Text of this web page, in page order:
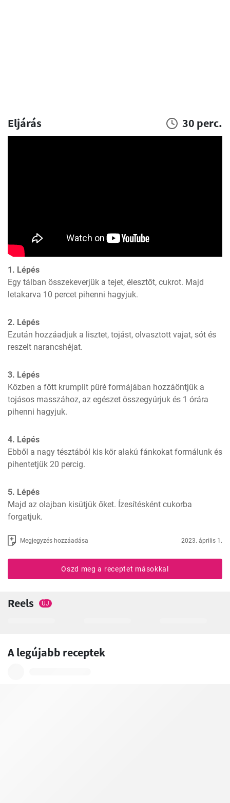
Eljárás 30 perc.
1. Lépés
Egy tálban összekeverjük a tejet, élesztőt, cukrot. Majd
letakarva 10 percet pihenni hagyjuk.
2. Lépés
Ezután hozzáadjuk a lisztet, tojást, olvasztott vajat, sót és
reszelt narancshéjat.
3. Lépés
Közben a főtt krumplit püré formájában hozzáöntjük a
tojásos masszához, az egészet összegyúrjuk és 1 órára
pihenni hagyjuk.
4. Lépés
Ebből a nagy tésztából kis kör alakú fánkokat formálunk és
pihentetjük 20 percig.
5. Lépés
Majd az olajban kisütjük őket. Ízesítésként cukorba
forgatjuk.
Megjegyzés hozzáadása 2023. április 1.
Oszd meg a receptet másokkal
Reels ÚJ
A legújabb receptek